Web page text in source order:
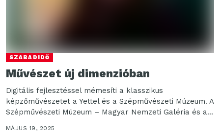
SZABADIDŐ
Művészet új dimenzióban
Digitális fejlesztéssel mémesíti a klasszikus
képzőművészetet a Yettel és a Szépművészeti Múzeum. A
Szépművészeti Múzeum – Magyar Nemzeti Galéria és a
Yettel idén...
MÁJUS 19, 2025